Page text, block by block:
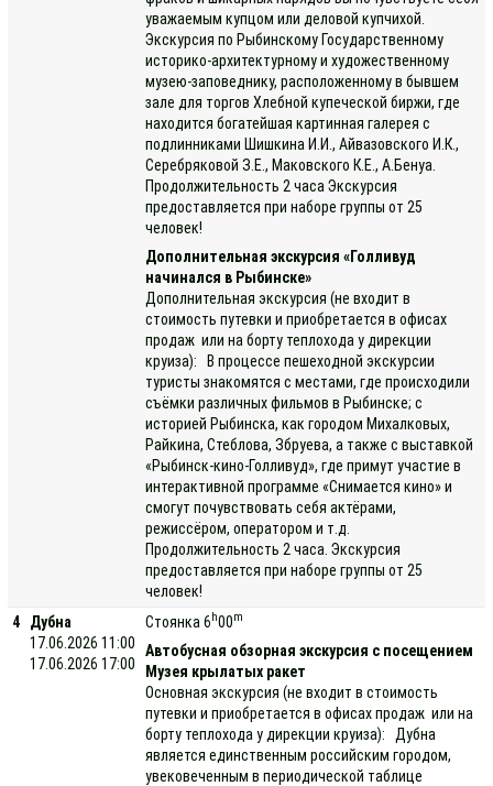
уважаемым купцом или деловой купчихой.
Экскурсия по Рыбинскому Государственному
историко-архитектурному и художественному
музею-заповеднику, расположенному в бывшем
зале для торгов Хлебной купеческой биржи, где
находится богатейшая картинная галерея с
подлинниками Шишкина И.И., Айвазовского И.К.,
Серебряковой З.Е., Маковского К.Е., А.Бенуа.
Продолжительность 2 часа Экскурсия
предоставляется при наборе группы от 25
человек!
Дополнительная экскурсия «Голливуд
начинался в Рыбинске»
Дополнительная экскурсия (не входит в
стоимость путевки и приобретается в офисах
продаж или на борту теплохода у дирекции
круиза): В процессе пешеходной экскурсии
туристы знакомятся с местами, где происходили
съёмки различных фильмов в Рыбинске; с
историей Рыбинска, как городом Михалковых,
Райкина, Стеблова, Збруева, а также с выставкой
«Рыбинск-кино-Голливуд», где примут участие в
интерактивной программе «Снимается кино» и
смогут почувствовать себя актёрами,
режиссёром, оператором и т.д.
Продолжительность 2 часа. Экскурсия
предоставляется при наборе группы от 25
человек!
4
Дубна
17.06.2026 11:00
17.06.2026 17:00
Стоянка 6 h00m
Автобусная обзорная экскурсия с посещением
Музея крылатых ракет
Основная экскурсия (не входит в стоимость
путевки и приобретается в офисах продаж или на
борту теплохода у дирекции круиза): Дубна
является единственным российским городом,
увековеченным в периодической таблице